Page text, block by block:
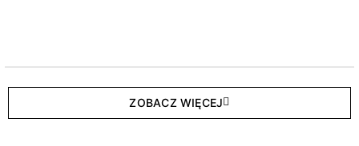
ZOBACZ WIĘCEJ